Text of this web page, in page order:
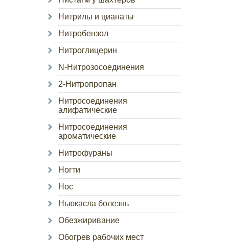
Нитрилы и цианаты
Нитробензол
Нитроглицерин
N-Нитрозосоединения
2-Нитропропан
Нитросоединения
алифатические
Нитросоединения
ароматические
Нитрофураны
Ногти
Нос
Ньюкасла болезнь
Обезжиривание
Обогрев рабочих мест